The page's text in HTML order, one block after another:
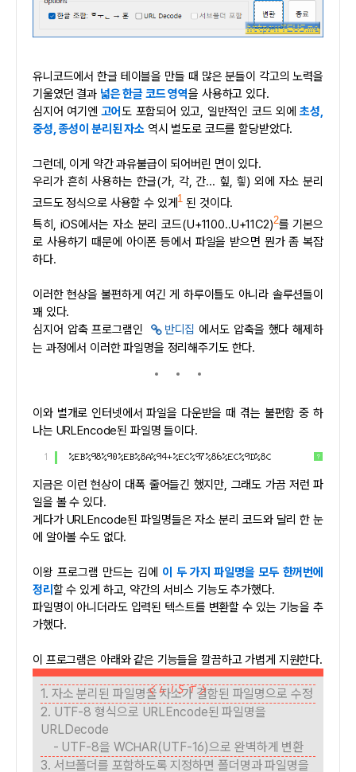
유니코드에서 한글 테이블을 만들 때 많은 분들이 각고의 노력을
기울였던 결과 넓은 한글 코드 영역을 사용하고 있다.
심지어 여기엔고어도 포함되어 있고, 일반적인 코드 외에초성,
중성, 종성이 분리된 자소역시 별도로 코드를 할당받았다.
그런데, 이게 약간 과유불급이 되어버린 면이 있다.
우리가 흔히 사용하는 한글(가, 각, 간... 힢, 힣) 외에 자소 분리
코드도 정식으로 사용할 수 있게 1 된 것이다.
특히, iOS에서는 자소 분리 코드(U+1100..U+11C2)2를 기본으
로 사용하기 때문에 아이폰 등에서 파일을 받으면 뭔가 좀 복잡
하다.
이러한 현상을 불편하게 여긴 게 하루이틀도 아니라 솔루션들이
꽤 있다.
심지어 압축 프로그램인
반디집 에서도 압축을 했다 해제하
는 과정에서 이러한 파일명을 정리해주기도 한다.
이와 별개로 인터넷에서 파일을 다운받을 때 겪는 불편함 중 하
나는 URLEncode된 파일명 들이다.
?
1 %EB%98%90%EB%8A%94+%EC%97%86%EC%9D%8C
지금은 이런 현상이 대폭 줄어들긴 했지만, 그래도 가끔 저런 파
일을 볼 수 있다.
게다가 URLEncode된 파일명들은 자소 분리 코드와 달리 한 눈
에 알아볼 수도 없다.
이왕 프로그램 만드는 김에 이 두 가지 파일명을 모두 한꺼번에
정리 할 수 있게 하고, 약간의 서비스 기능도 추가했다.
파일명이 아니더라도 입력된 텍스트를 변환할 수 있는 기능을 추
가했다.
이 프로그램은 아래와 같은 기능들을 깔끔하고 가볍게 지원한다.
1. 자소 분리된 파일명을 자소가 결함된 파일명으로 수정
2. UTF-8 형식으로 URLEncode된 파일명을
URLDecode
- UTF-8을 WCHAR(UTF-16)으로 완벽하게 변환
3. 서브폴더를 포함하도록 지정하면 폴더명과 파일명을